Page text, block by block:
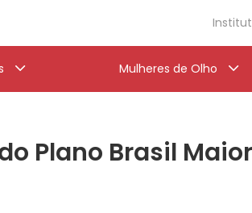
Mulheres de Olho
Plano Brasil